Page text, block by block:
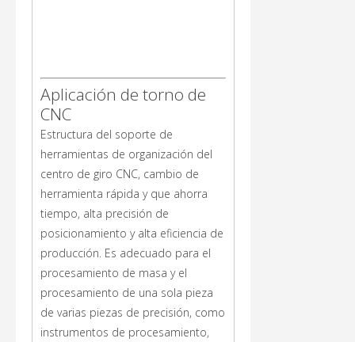
Aplicación de torno de
CNC
Estructura del soporte de
herramientas de organización del
centro de giro CNC, cambio de
herramienta rápida y que ahorra
tiempo, alta precisión de
posicionamiento y alta eficiencia de
producción. Es adecuado para el
procesamiento de masa y el
procesamiento de una sola pieza
de varias piezas de precisión, como
instrumentos de procesamiento,